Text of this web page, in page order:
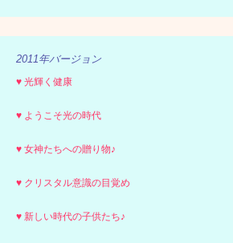
2011年バージョン
♥ 光輝く健康
♥ ようこそ光の時代
♥ 女神たちへの贈り物♪
♥ クリスタル意識の目覚め
♥ 新しい時代の子供たち♪